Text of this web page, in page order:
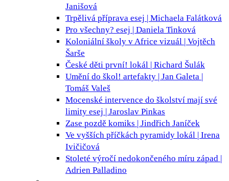
Janišová
Trpělivá příprava esej | Michaela Falátková
Pro všechny? esej | Daniela Tinková
Koloniální školy v Africe vizuál | Vojtěch
Šarše
České děti první! lokál | Richard Šulák
Umění do škol! artefakty | Jan Galeta |
Tomáš Valeš
Mocenské intervence do školství mají své
limity esej | Jaroslav Pinkas
Zase pozdě komiks | Jindřich Janíček
Ve vyšších příčkách pyramidy lokál | Irena
Ivičičová
Stoleté výročí nedokončeného míru západ |
Adrien Palladino